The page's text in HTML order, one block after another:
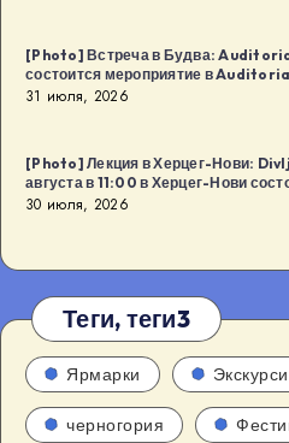
[Photo] Встреча в Будва:
состоится мероприятие в
31 июля, 2026
[Photo] Лекция в Херцег-Нови:
августа в 11:00 в Херцег-Нови
30 июля, 2026
Теги, теги3
Ярмарки
черногория